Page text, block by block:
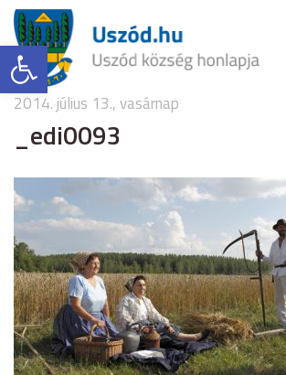
Eszköztár megnyitása
2014. július 13., vasárnap
_edi0093